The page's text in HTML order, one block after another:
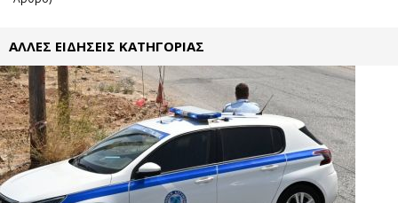
ΑΛΛΕΣ ΕΙΔΗΣΕΙΣ ΚΑΤΗΓΟΡΙΑΣ